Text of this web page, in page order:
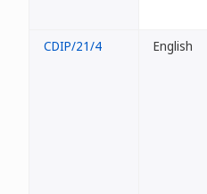
CDIP/21/4 English